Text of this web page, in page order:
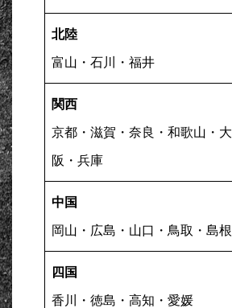
北陸
富山・石川・福井
関西
京都・滋賀・奈良・和歌山・大
阪・兵庫
中国
岡山・広島・山口・鳥取・島根
四国
香川・徳島・高知・愛媛